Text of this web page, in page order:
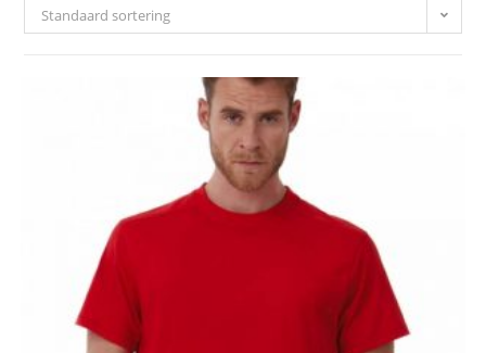
Standaard sortering